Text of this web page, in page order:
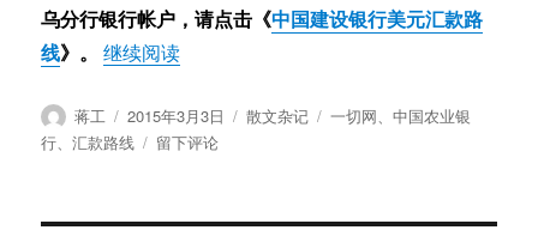
乌分行银行帐户，请点击《中国建设银行美元汇款路
线》。 继续阅读“最新版中国农业银行义乌分行（分理处
作
者
蒋工
发
布
2015年3月3日
分
散文杂记
标
一切网、中国农业银
行、汇款路线
于
版
留下评论